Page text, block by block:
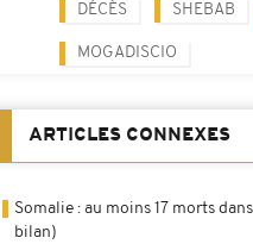
DÉCÈS SHEBAB
MOGADISCIO
ARTICLES CONNEXES
Somalie : au moins 17 morts
bilan)